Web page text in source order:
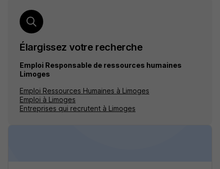
Élargissez votre recherche
Emploi Responsable de ressources humaines
Limoges
Emploi Ressources Humaines à Limoges
Emploi à Limoges
Entreprises qui recrutent à Limoges